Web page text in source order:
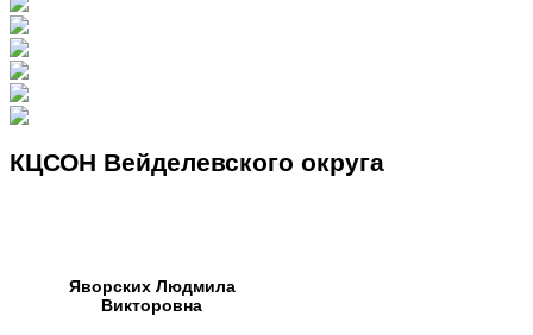
КЦСОН Вейделевского округа
Яворских Людмила
Викторовна